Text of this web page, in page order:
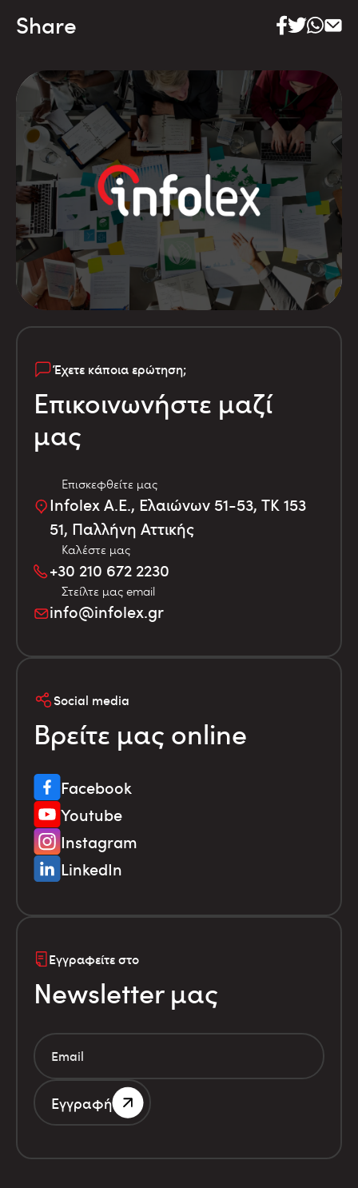
Share
Έχετε κάποια ερώτηση;
Επικοινωνήστε μαζί
μας
Επισκεφθείτε μας
Infolex Α.Ε., Ελαιώνων 51-53, TK 153
51, Παλλήνη Αττικής
Καλέστε μας
+30 210 672 2230
Στείλτε μας email
info@infolex.gr
Social media
Βρείτε μας online
Facebook
Youtube
Instagram
LinkedIn
Εγγραφείτε στο
Newsletter μας
Εγγραφή